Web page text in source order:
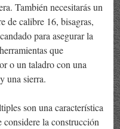
También necesitarás un
de calibre 16, bisagras,
para asegurar la
que
o un taladro con una
una sierra.
son una característica
considere la construcción